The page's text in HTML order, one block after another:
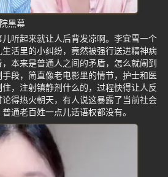
黑幕
听起来就让人后背发凉啊。李宜雪一个
活里的小纠纷，竟然被强行送进精神病
本来是普通人之间的矛盾，怎么就闹到
段，简直像老电影里的情节，护士和医
，注射镇静剂什么的，过程快得让人反
得热火朝天，有人说这暴露了当前社会
通老百姓一点儿话语权都没有。